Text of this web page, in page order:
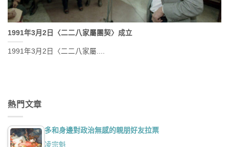
1991年3月2日〈二二八家屬團契〉成立
1991年3月2日〈二二八家屬....
熱門文章
多和身邊對政治無感的親朋好友拉票
凌宗魁